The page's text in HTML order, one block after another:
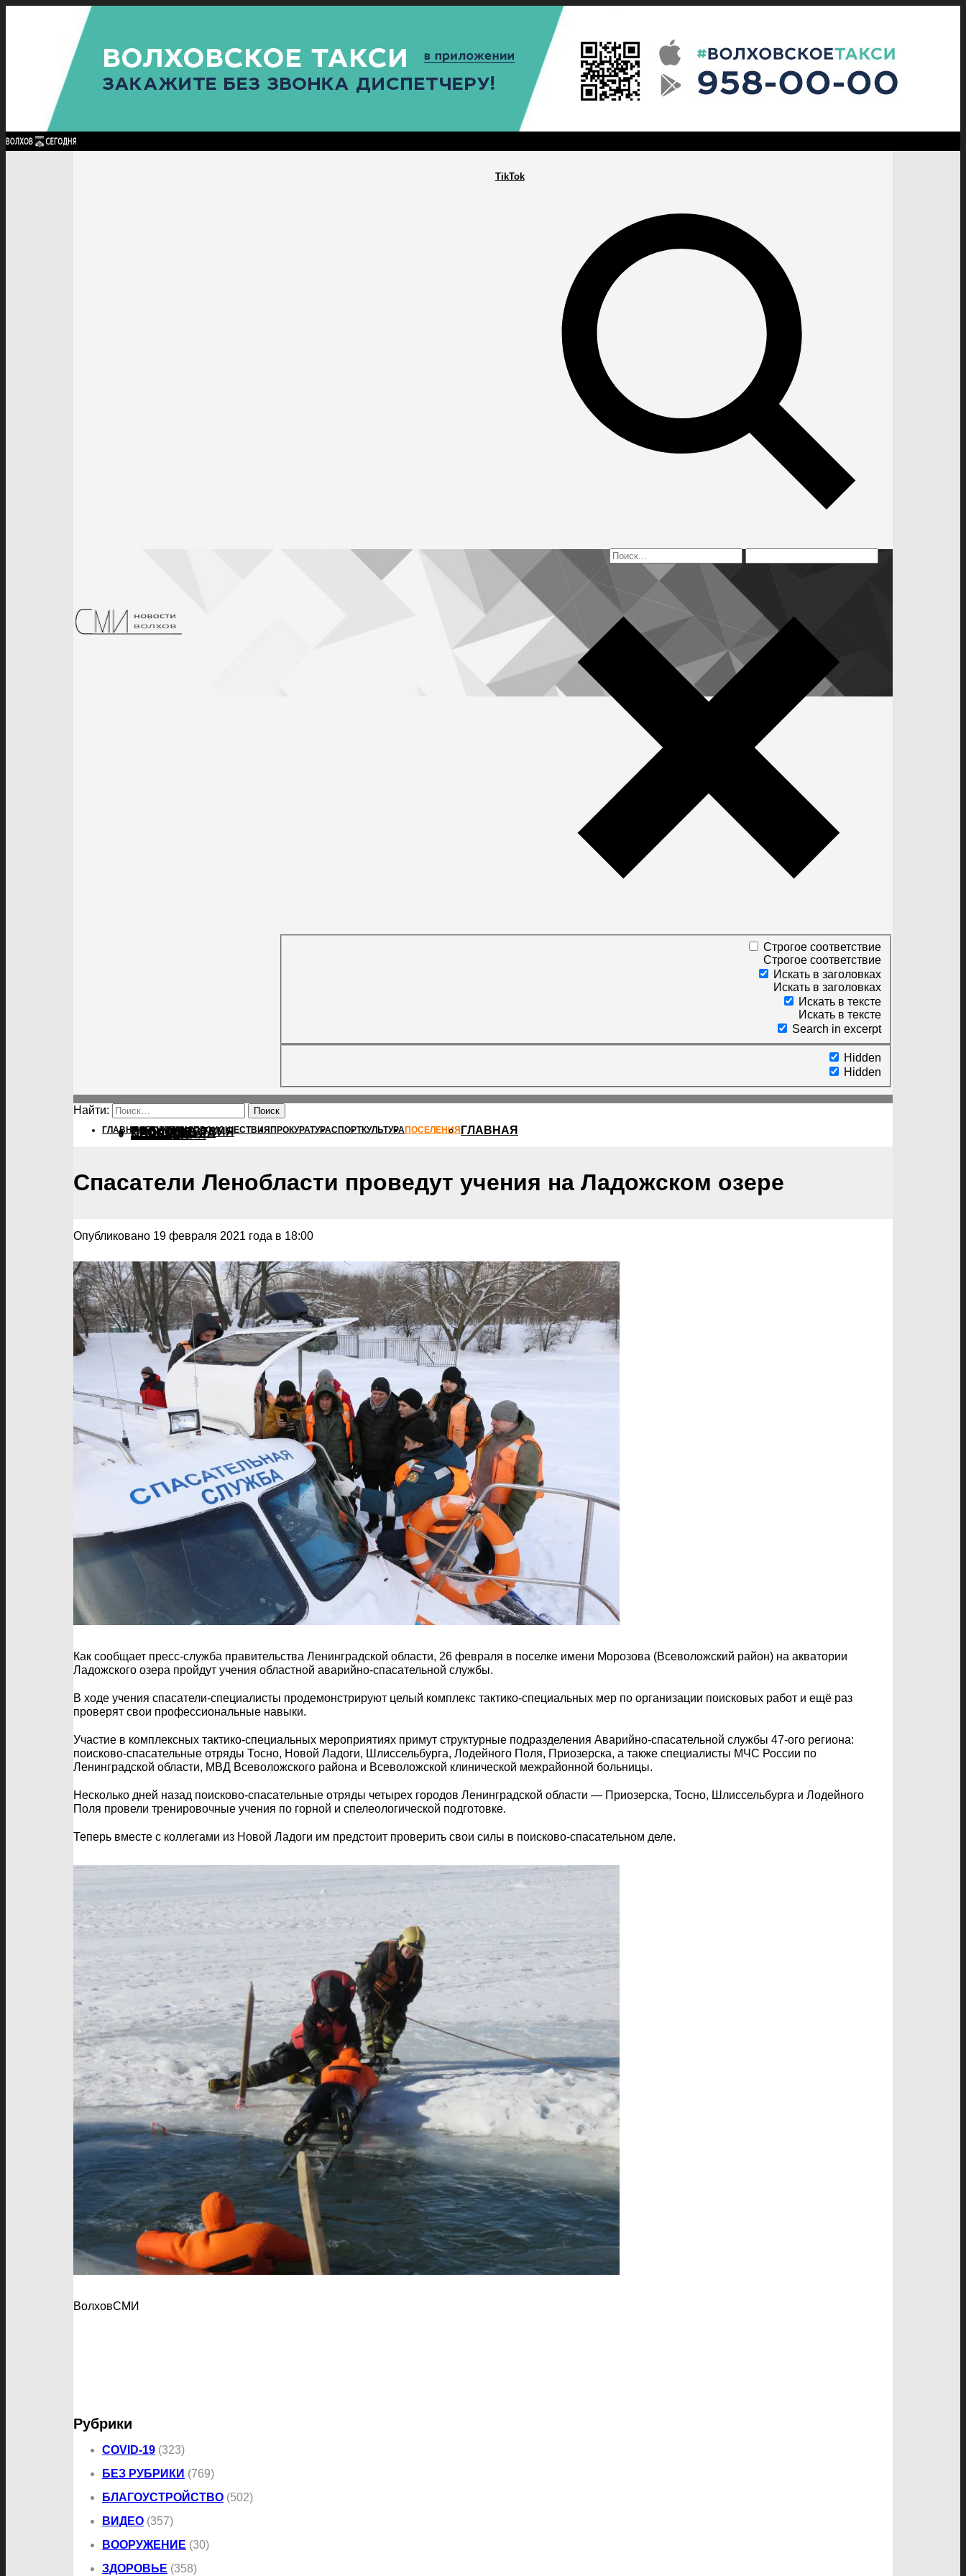
TikTok
Строгое соответствие
Строгое соответствие
Искать в заголовках
Искать в заголовках
Искать в тексте
Искать в тексте
Search in excerpt
Hidden
Hidden
Найти:
ГЛАВНАЯПОЛИТИКАПРОИСШЕСТВИЯ ПРОКУРАТУРАСПОРТКУЛЬТУРАПОСЕЛЕНИЯ ГЛАВНАЯ
ПОЛИТИКА
ПРОИСШЕСТВИЯ
ПРОКУРАТУРА
СПОРТ
КУЛЬТУРА
ПОСЕЛЕНИЯ
ГЛАВНАЯ ПОЛИТИКАПРОИСШЕСТВИЯПРОКУРАТУРА СПОРТ КУЛЬТУРАПОСЕЛЕНИЯ ГЛАВНАЯ
ПОЛИТИКА
КУЛЬТУРА
ПОСЕЛЕНИЯ
Спасатели Ленобласти проведут учения на Ладожском озере
Опубликовано 19 февраля 2021 года в 18:00
Как сообщает пресс-служба правительства Ленинградской области, 26 февраля в поселке имени Морозова (Всеволожский район) на акватории
Ладожского озера пройдут учения областной аварийно-спасательной службы.
В ходе учения спасатели-специалисты продемонстрируют целый комплекс тактико-специальных мер по организации поисковых работ и ещё раз
проверят свои профессиональные навыки.
Участие в комплексных тактико-специальных мероприятиях примут структурные подразделения Аварийно-спасательной службы 47-ого региона:
поисково-спасательные отряды Тосно, Новой Ладоги, Шлиссельбурга, Лодейного Поля, Приозерска, а также специалисты МЧС России по
Ленинградской области, МВД Всеволожского района и Всеволожской клинической межрайонной больницы.
Несколько дней назад поисково-спасательные отряды четырех городов Ленинградской области — Приозерска, Тосно, Шлиссельбурга и Лодейного
Поля провели тренировочные учения по горной и спелеологической подготовке.
Теперь вместе с коллегами из Новой Ладоги им предстоит проверить свои силы в поисково-спасательном деле.
ВолховСМИ
Рубрики
COVID-19 (323)
БЕЗ РУБРИКИ (769)
БЛАГОУСТРОЙСТВО (502)
ВИДЕО (357)
ВООРУЖЕНИЕ (30)
ЗДОРОВЬЕ (358)